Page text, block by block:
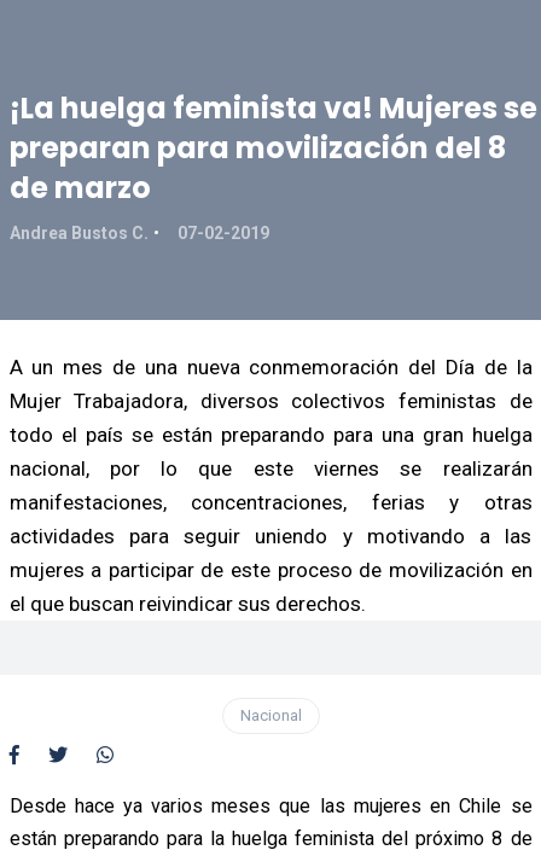
¡La huelga feminista va! Mujeres se
preparan para movilización del 8
de marzo
Andrea Bustos C. 07-02-2019
A un mes de una nueva conmemoración del Día de la
Mujer Trabajadora, diversos colectivos feministas de
todo el país se están preparando para una gran huelga
nacional, por lo que este viernes se realizarán
manifestaciones, concentraciones, ferias y otras
actividades para seguir uniendo y motivando a las
mujeres a participar de este proceso de movilización en
el que buscan reivindicar sus derechos.
Nacional
Desde hace ya varios meses que las mujeres en Chile se
están preparando para la huelga feminista del próximo 8 de